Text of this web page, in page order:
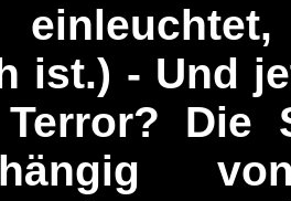
ist.) - Und
Die